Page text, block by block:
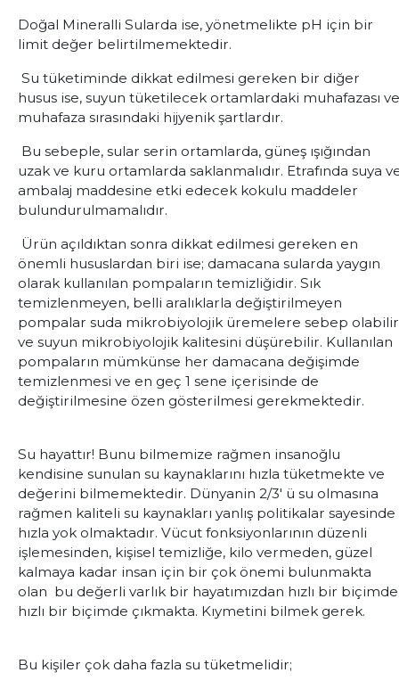
Doğal Mineralli Sularda ise, yönetmelikte pH için bir
limit değer belirtilmemektedir.
Su tüketiminde dikkat edilmesi gereken bir diğer
husus ise, suyun tüketilecek ortamlardaki muhafazası ve
muhafaza sırasındaki hijyenik şartlardır.
Bu sebeple, sular serin ortamlarda, güneş ışığından
uzak ve kuru ortamlarda saklanmalıdır. Etrafında suya
ambalaj maddesine etki edecek kokulu maddeler
bulundurulmamalıdır.
Ürün açıldıktan sonra dikkat edilmesi gereken en
önemli hususlardan biri ise; damacana sularda yaygın
olarak kullanılan pompaların temizliğidir. Sık
temizlenmeyen, belli aralıklarla değiştirilmeyen
pompalar suda mikrobiyolojik üremelere sebep olabilir
ve suyun mikrobiyolojik kalitesini düşürebilir. Kullanılan
pompaların mümkünse her damacana değişimde
temizlenmesi ve en geç 1 sene içerisinde de
değiştirilmesine özen gösterilmesi gerekmektedir.
Su hayattır! Bunu bilmemize rağmen insanoğlu
kendisine sunulan su kaynaklarını hızla tüketmekte ve
değerini bilmemektedir. Dünyanin 2/3' ü su olmasına
rağmen kaliteli su kaynakları yanlış politikalar sayesinde
hızla yok olmaktadır. Vücut fonksiyonlarının düzenli
işlemesinden, kişisel temizliğe, kilo vermeden, güzel
kalmaya kadar insan için bir çok önemi bulunmakta
olan bu değerli varlık bir hayatımızdan hızlı bir biçimde
hızlı bir biçimde çıkmakta. Kıymetini bilmek gerek.
Bu kişiler çok daha fazla su tüketmelidir;